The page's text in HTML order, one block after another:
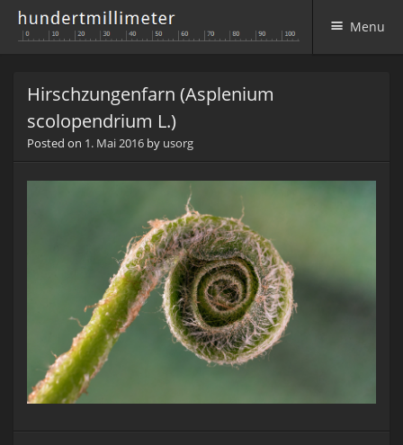
Menu
Hirschzungenfarn (Asplenium
scolopendrium L.)
Posted on 1. Mai 2016 by usorg